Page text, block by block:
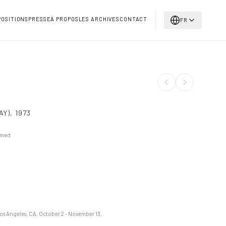
PRESSEÀ PROPOS LES ARCHIVES CONTACT FR
, 1973
Angeles, CA, October 2 - November 13,